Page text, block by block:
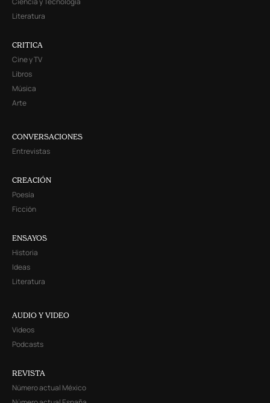
Literatura
CRITICA
Cine y TV
Libros
Música
Arte
CONVERSACIONES
Entrevistas
CREACIÓN
Poesía
Ficción
ENSAYOS
Historia
Ideas
Literatura
AUDIO Y VIDEO
Videos
Podcasts
REVISTA
Número actual México